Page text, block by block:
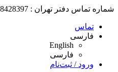
شماره تماس دفتر تهران : 02128428397
تماس
فارسی
English
فارسی
ورود / ثبت‌نام